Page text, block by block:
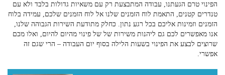
הפינוי טרם הגעתנו, עבודה המתבצעת רק עם משאיות גדולות בלבד ולא עם
טנדרים קטנים, התאמת לוח הזמנים שלנו אל לוח הזמנים שלכם, עמידה בלוח
הזמנים וזמינות אליכם בכל רגע נתון. כחלק מתודעת השירות הגבוהה שלנו,
אנו מאפשרים לכם גם ליהנות משירות של של פינוי מהיום להיום, ואלו מכם
שרוצים לבצע את הפינוי בשעות הלילה בסוף יום העבודה – הרי שגם זה
אפשרי.